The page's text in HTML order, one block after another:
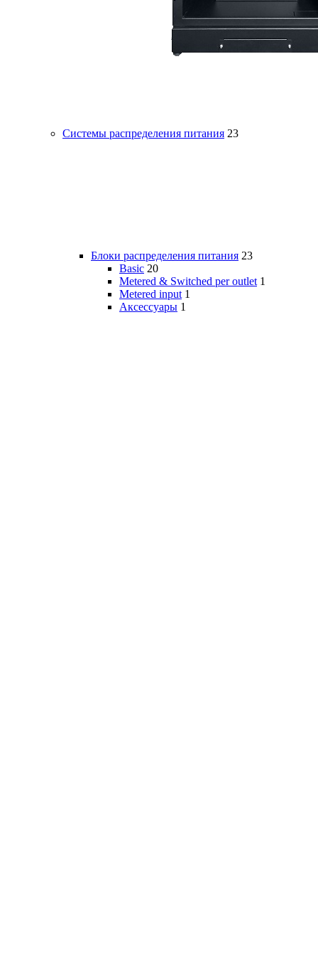
Системы распределения питания 23
Блоки распределения питания 23
Basic 20
Metered & Switched per outlet 1
Metered input 1
Аксессуары 1